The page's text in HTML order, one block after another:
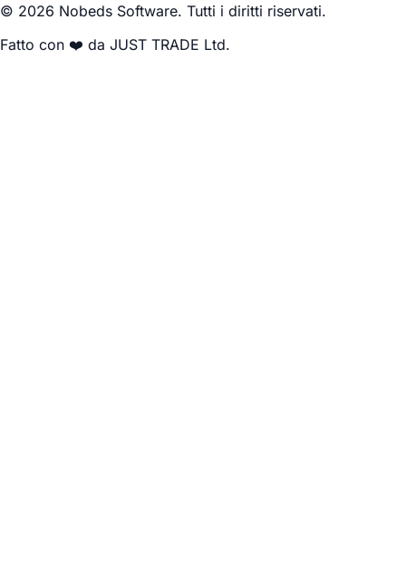
© 2026 Nobeds Software. Tutti i diritti riservati.
Fatto con ❤️ da JUST TRADE Ltd.